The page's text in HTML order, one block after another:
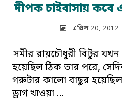
দীপক চাইবাসায়
এপ্রিল 20, 2012
সমীর রায়চৌধুরী বিটুর যখন
হয়েছিল ঠিক তার পরে,
গরুটার কালো বাছুর হয়েছিল
ড্রাগ খাওয়া …